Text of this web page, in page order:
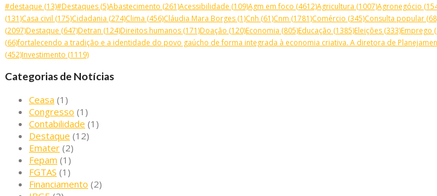
#destaque (13)#Destaques (5)Abastecimento (261)Acessibilidade (109)Agm em foco (4612)Agricultura (1007)Agronegócio
(131)Casa civil (175)Cidadania (274)Clima (456)Cláudia Mara Borges (1)Cnh (61)Cnm (1781)Comércio (345)Consulta popular
(2097)Destaque (647)Detran (124)Direitos humanos (171)Doação (120)Economia (805)Educação (1385)Eleições (333)Emprego
(66)fortalecendo a tradição e a identidade do povo gaúcho de forma integrada à economia criativa. A diretora de
(452)Investimento (1119)
Categorias de Notícias
Ceasa (1)
Congresso (1)
Contabilidade (1)
Destaque (12)
Emater (2)
Fepam (1)
FGTAS (1)
Financiamento (2)